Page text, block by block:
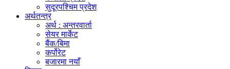
सुदूरपश्चिम प्रदेश
अर्थतन्त्र
अर्थ : अन्तरवार्ता
सेयर मार्केट
बैंक/बिमा
कर्पोरेट
बजारमा नयाँ